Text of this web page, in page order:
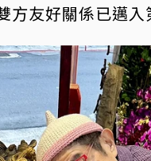
方友好關係已邁入